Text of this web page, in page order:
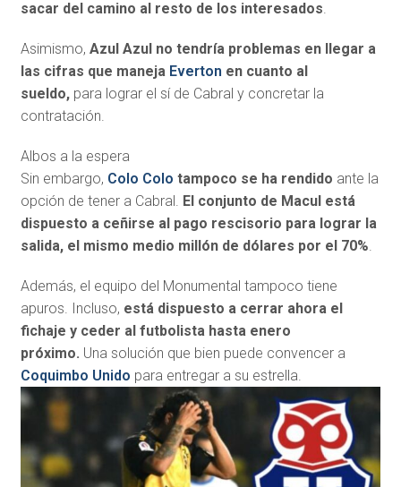
sacar del camino al resto de los interesados.
Asimismo, Azul Azul no tendría problemas en llegar a
las cifras que maneja Everton en cuanto al
sueldo,para lograr el sí de Cabral y concretar la
contratación.
Albos a la espera
Sin embargo, Colo Colo tampoco se ha rendido ante la
opción de tener a Cabral. El conjunto de Macul está
dispuesto a ceñirse al pago rescisorio para lograr la
salida, el mismo medio millón de dólares por el 70%.
Además, el equipo del Monumental tampoco tiene
apuros. Incluso, está dispuesto a cerrar ahora el
fichaje y ceder al futbolista hasta enero
próximo. Una solución que bien puede convencer a
Coquimbo Unido para entregar a su estrella.